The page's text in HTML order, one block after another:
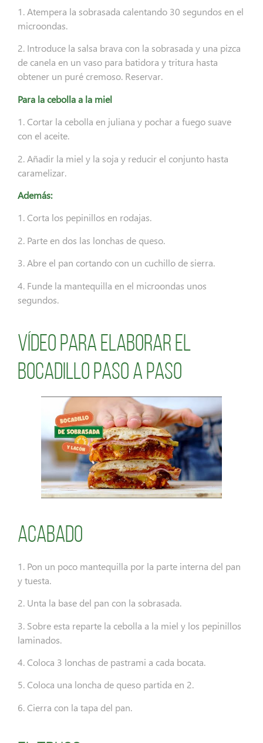
1. Atempera la sobrasada calentando 30 segundos en el
microondas.
2. Introduce la salsa brava con la sobrasada y una pizca
de canela en un vaso para batidora y tritura hasta
obtener un puré cremoso. Reservar.
Para la cebolla a la miel
1. Cortar la cebolla en juliana y pochar a fuego suave
con el aceite.
2. Añadir la miel y la soja y reducir el conjunto hasta
caramelizar.
Además:
1. Corta los pepinillos en rodajas.
2. Parte en dos las lonchas de queso.
3. Abre el pan cortando con un cuchillo de sierra.
4. Funde la mantequilla en el microondas unos
segundos.
Vídeo para elaborar el
bocadillo paso a paso
Acabado
1. Pon un poco mantequilla por la parte interna del pan
y tuesta.
2. Unta la base del pan con la sobrasada.
3. Sobre esta reparte la cebolla a la miel y los pepinillos
laminados.
4. Coloca 3 lonchas de pastrami a cada bocata.
5. Coloca una loncha de queso partida en 2.
6. Cierra con la tapa del pan.